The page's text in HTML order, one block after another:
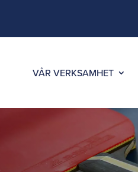
VÅR VERKSAMHET